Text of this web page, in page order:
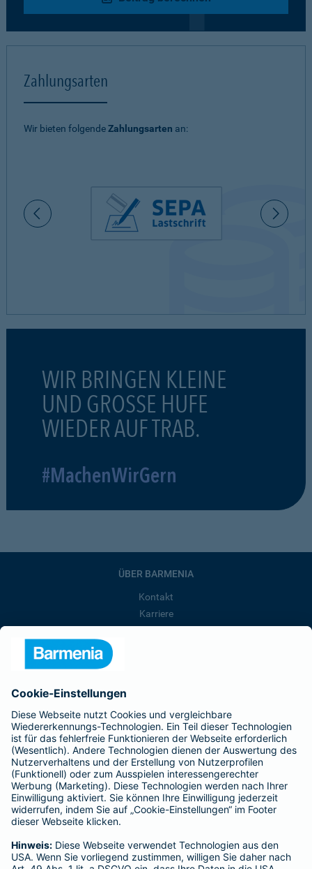
Zahlungsarten
Wir bieten folgendeZahlungsarten an:
WIR BRINGEN KLEINE
UND GROSSE HUFE
WIEDER AUF TRAB.
#MachenWirGern
ÜBER BARMENIA
Kontakt
Karriere
Barmenia ist Teil der BarmeniaGothaer
BELIEBTE SEITEN
Kranken-Zusatzversicherung
Tierversicherungen
Haftpflichtversicherung
Hausratversicherung
Adresse ändern